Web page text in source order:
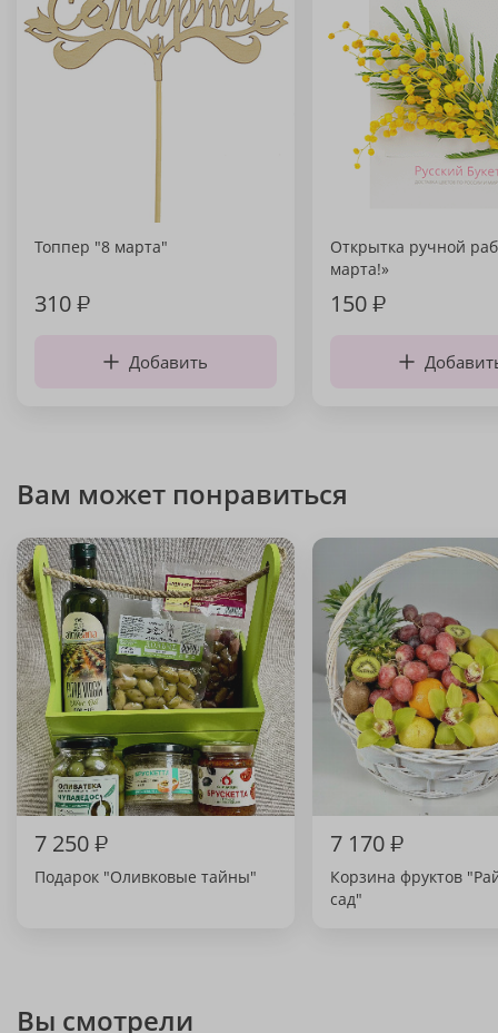
Топпер "8 марта"
310₽
Добавить
Открытка ручной
марта!»
150₽
Вам может понравиться
7 250₽
Подарок "Оливковые тайны"
7 170₽
Корзина фруктов
сад"
Вы смотрели